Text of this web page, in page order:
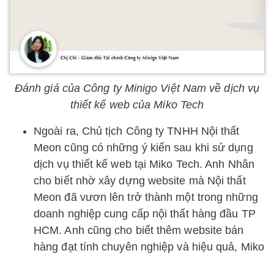
Đánh giá của Công ty Minigo Việt Nam về dịch vụ
thiết kế web của Miko Tech
Ngoài ra, Chủ tịch Công ty TNHH Nội thất
Meon cũng có những ý kiến sau khi sử dụng
dịch vụ thiết kế web tại Miko Tech. Anh Nhân
cho biết nhờ xây dựng website mà Nội thất
Meon đã vươn lên trở thành một trong những
doanh nghiệp cung cấp nội thất hàng đầu TP
HCM. Anh cũng cho biết thêm website bán
hàng đạt tính chuyên nghiệp và hiệu quả, Miko